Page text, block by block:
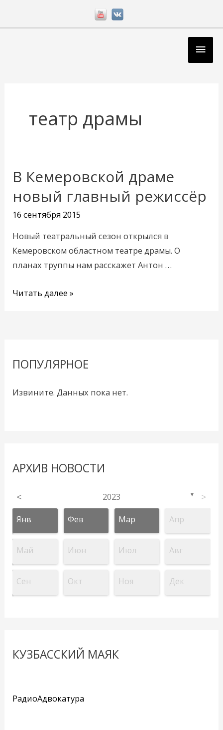
театр драмы
В Кемеровской драме
новый главный режиссёр
16 сентября 2015
Новый театральный сезон открылся в
Кемеровском областном театре драмы. О
планах труппы нам расскажет Антон …
В
Кемеровской
драме
новый
главный
режиссёр
Читать далее »
ПОПУЛЯРНОЕ
Извините. Данных пока нет.
АРХИВ НОВОСТИ
< 2023 ▼ >
Янв Фев Мар Апр
Май Июн Июл Авг
Сен Окт Ноя Дек
КУЗБАССКИЙ МАЯК
РадиоАдвокатура